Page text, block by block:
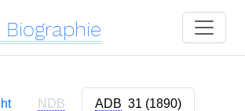
Biographie
NDB ADB 31 (1890)